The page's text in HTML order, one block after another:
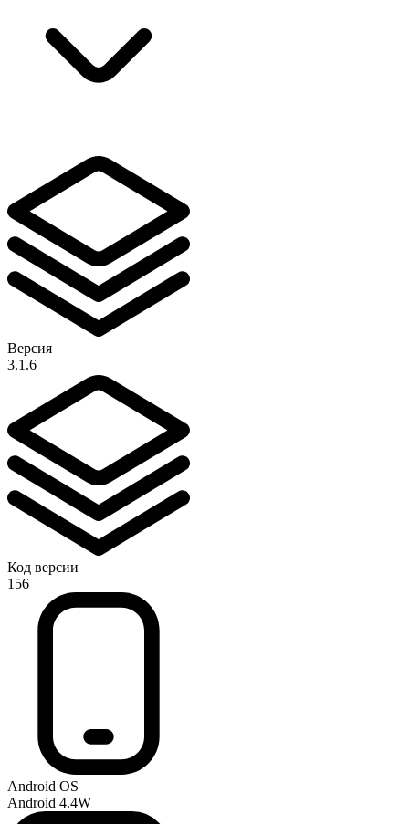
Версия
3.1.6
Код версии
156
Android OS
Android 4.4W